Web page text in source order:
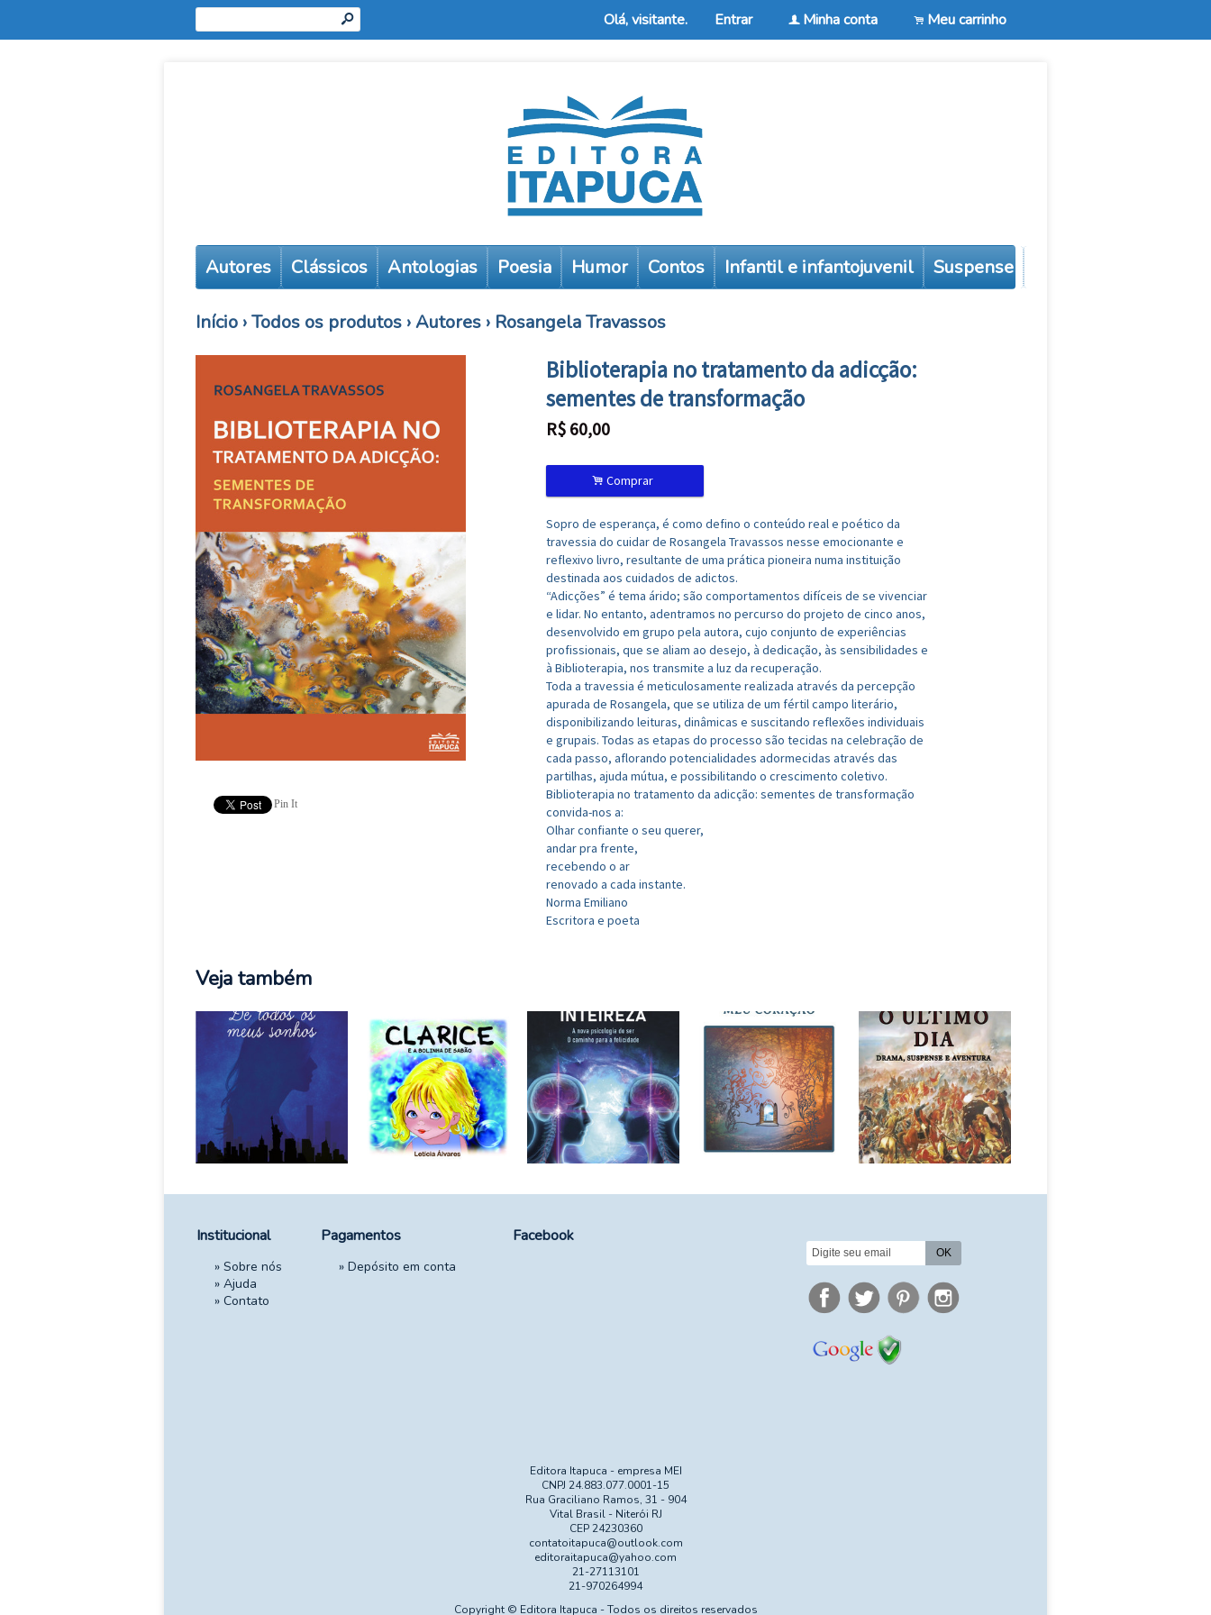
s Olá, visitante. Entrar f Minha conta . Meu carrinho
Autores Clássicos Antologias Poesia Humor Contos Infantil e infantojuvenil Suspense
Início ›Todos os produtos ›Autores › Rosangela Travassos
Pin It
Biblioterapia no tratamento da adicção:
sementes de transformação
R$ 60,00
. Comprar
Sopro de esperança, é como defino o conteúdo real e poético da
travessia do cuidar de Rosangela Travassos nesse emocionante e
reflexivo livro, resultante de uma prática pioneira numa instituição
destinada aos cuidados de adictos.
“Adicções” é tema árido; são comportamentos difíceis de se vivenciar
e lidar. No entanto, adentramos no percurso do projeto de cinco anos,
desenvolvido em grupo pela autora, cujo conjunto de experiências
profissionais, que se aliam ao desejo, à dedicação, às sensibilidades e
à Biblioterapia, nos transmite a luz da recuperação.
Toda a travessia é meticulosamente realizada através da percepção
apurada de Rosangela, que se utiliza de um fértil campo literário,
disponibilizando leituras, dinâmicas e suscitando reflexões individuais
e grupais. Todas as etapas do processo são tecidas na celebração de
cada passo, aflorando potencialidades adormecidas através das
partilhas, ajuda mútua, e possibilitando o crescimento coletivo.
Biblioterapia no tratamento da adicção: sementes de transformação
convida-nos a:
Olhar confiante o seu querer,
andar pra frente,
recebendo o ar
renovado a cada instante.
Norma Emiliano
Escritora e poeta
Veja também
Institucional
» Sobre nós
» Ajuda
» Contato
Pagamentos
» Depósito em conta
Facebook
Editora Itapuca - empresa MEI
CNPJ 24.883.077.0001-15
Rua Graciliano Ramos, 31 - 904
Vital Brasil - Niterói RJ
CEP 24230360
contatoitapuca@outlook.com
editoraitapuca@yahoo.com
21-27113101
21-970264994
Copyright © Editora Itapuca - Todos os direitos reservados